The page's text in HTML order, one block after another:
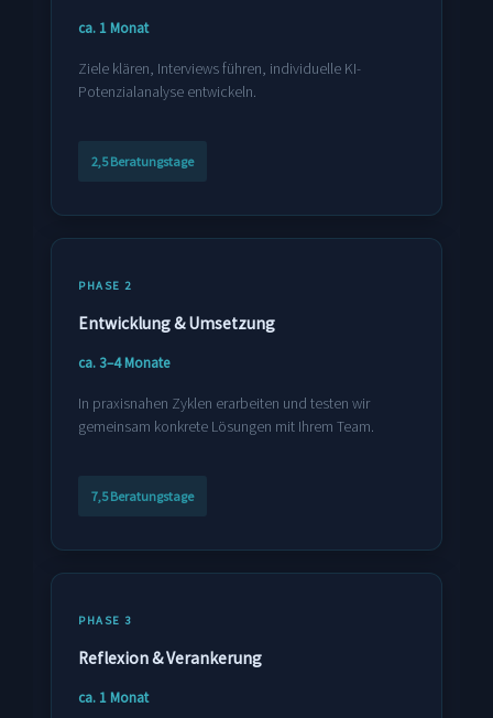
ca. 1 Monat
Ziele klären, Interviews führen, individuelle KI-
Potenzialanalyse entwickeln.
2,5 Beratungstage
PHASE 2
Entwicklung & Umsetzung
ca. 3–4 Monate
In praxisnahen Zyklen erarbeiten und testen wir
gemeinsam konkrete Lösungen mit Ihrem Team.
7,5 Beratungstage
PHASE 3
Reflexion & Verankerung
ca. 1 Monat